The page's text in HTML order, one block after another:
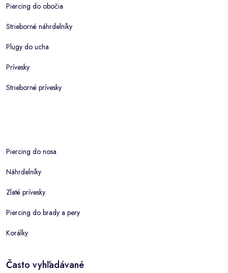
Piercing do obočia
Strieborné náhrdelníky
Plugy do ucha
Prívesky
Strieborné prívesky
Piercing do nosa
Náhrdelníky
Zlaté prívesky
Piercing do brady a pery
Korálky
Často vyhľadávané